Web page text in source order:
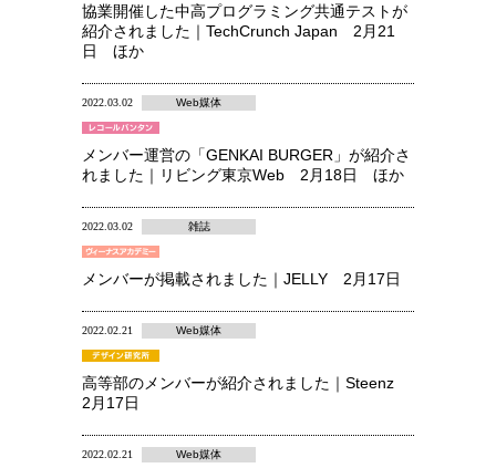
協業開催した中高プログラミング共通テストが
紹介されました｜TechCrunch Japan 2月21
日 ほか
2022.03.02 Web媒体
メンバー運営の「GENKAI BURGER」が紹介さ
れました｜リビング東京Web 2月18日 ほか
2022.03.02 雑誌
メンバーが掲載されました｜JELLY 2月17日
2022.02.21 Web媒体
高等部のメンバーが紹介されました｜Steenz
2月17日
2022.02.21 Web媒体